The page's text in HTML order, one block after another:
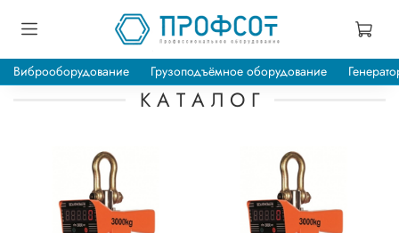
Виброоборудование Грузоподъёмное оборудование
К А Т А Л О Г